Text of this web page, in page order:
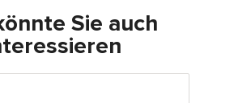
Sie auch